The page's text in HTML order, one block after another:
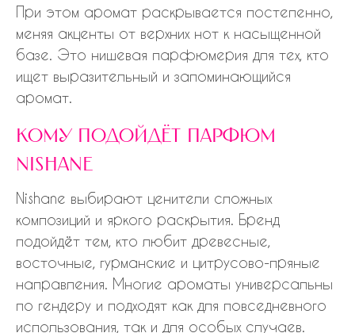
При этом аромат раскрывается постепенно,
меняя акценты от верхних нот к насыщенной
базе. Это нишевая парфюмерия для тех, кто
ищет выразительный и запоминающийся
аромат.
кому подойдёт парфюм
nishane
Nishane выбирают ценители сложных
композиций и яркого раскрытия. Бренд
подойдёт тем, кто любит древесные,
восточные, гурманские и цитрусово-пряные
направления. Многие ароматы универсальны
по гендеру и подходят как для повседневного
использования, так и для особых случаев.